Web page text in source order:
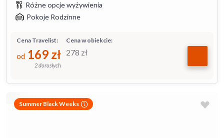
Różne opcje wyżywienia
Pokoje Rodzinne
Cena w obiekcie:
278 zł
Cena Travelist:
od 169 zł
2 dorosłych
Summer Black Weeks